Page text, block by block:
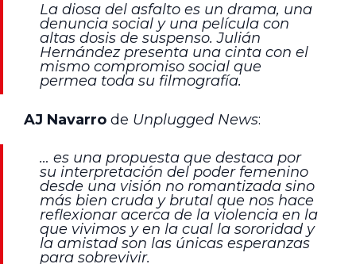
La diosa del asfalto es un drama, una
denuncia social y una película con
altas dosis de suspenso. Julián
Hernández presenta una cinta con el
mismo compromiso social que
permea toda su filmografía.
AJ Navarro de Unplugged News:
… es una propuesta que destaca por
su interpretación del poder femenino
desde una visión no romantizada sino
más bien cruda y brutal que nos hace
reflexionar acerca de la violencia en la
que vivimos y en la cual la sororidad y
la amistad son las únicas esperanzas
para sobrevivir.